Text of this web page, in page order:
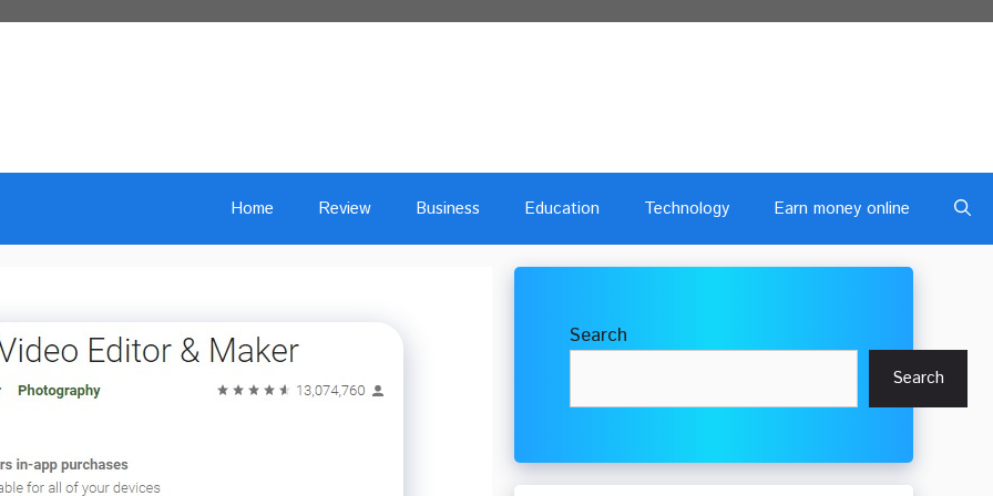
Home Review Business Education Technology Earn money online
Search
Search